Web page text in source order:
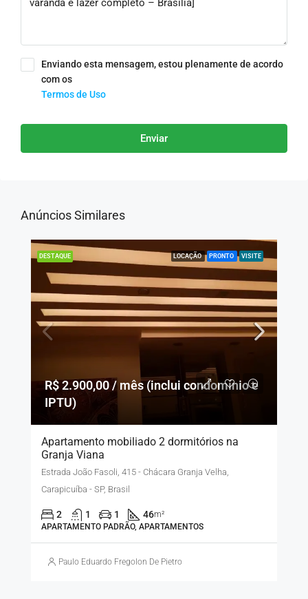
Enviando esta mensagem, estou plenamente de acordo
com os
Termos de Uso
Enviar
Anúncios Similares
DESTAQUE LOCAÇÃO PRONTO VISITE
R$ 2.900,00 / mês (inclui condomínio e
IPTU)
Apartamento mobiliado 2 dormitórios na
Granja Viana
Estrada João Fasoli, 415 - Chácara Granja Velha,
Carapicuíba - SP, Brasil
2 1 1 46m²
APARTAMENTO PADRÃO, APARTAMENTOS
Paulo Eduardo Fregolon De Pietro